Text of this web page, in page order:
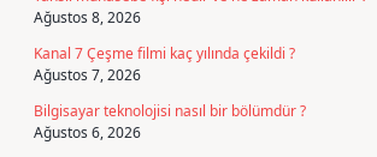
Ağustos 8, 2026
Kanal 7 Çeşme filmi kaç yılında çekildi ?
Ağustos 7, 2026
Bilgisayar teknolojisi nasıl bir bölümdür ?
Ağustos 6, 2026